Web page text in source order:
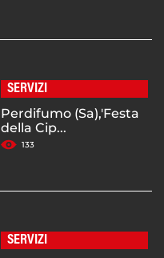
SERVIZI
Perdifumo (Sa),'Festa
della Cip...
133
SERVIZI